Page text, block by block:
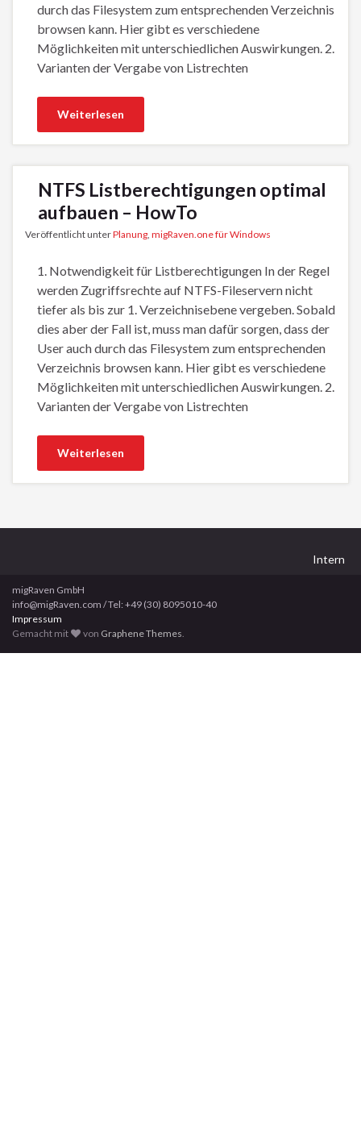
durch das Filesystem zum entsprechenden Verzeichnis
browsen kann. Hier gibt es verschiedene
Möglichkeiten mit unterschiedlichen Auswirkungen. 2.
Varianten der Vergabe von Listrechten
Weiterlesen
NTFS Listberechtigungen optimal
aufbauen – HowTo
Veröffentlicht unterPlanung migRaven.one für Windows
1. Notwendigkeit für Listberechtigungen In der Regel
werden Zugriffsrechte auf NTFS-Fileservern nicht
tiefer als bis zur 1. Verzeichnisebene vergeben. Sobald
dies aber der Fall ist, muss man dafür sorgen, dass der
User auch durch das Filesystem zum entsprechenden
Verzeichnis browsen kann. Hier gibt es verschiedene
Möglichkeiten mit unterschiedlichen Auswirkungen. 2.
Varianten der Vergabe von Listrechten
Weiterlesen
Intern
migRaven GmbH
info@migRaven.com / Tel: +49 (30) 8095010-40
Impressum
Gemacht mit
von Graphene Themes